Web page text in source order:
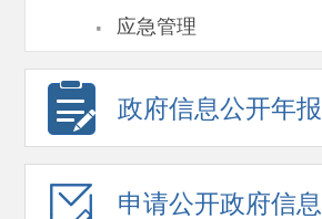
· 应急管理
政府信息公开年报
申请公开政府信息